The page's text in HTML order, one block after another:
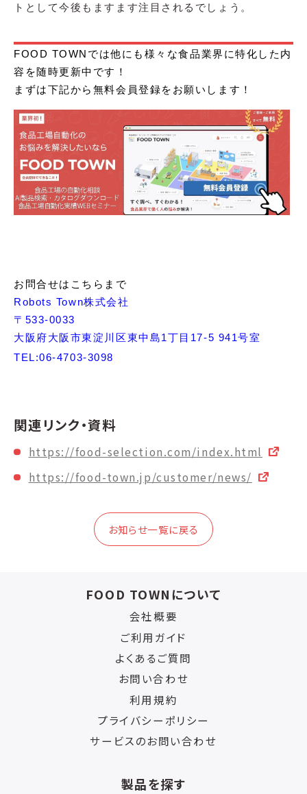
トとして今後もますます注目されるでしょう。
FOOD TOWNでは他にも様々な食品業界に特化した内
容を随時更新中です！
まずは下記から無料会員登録をお願いします！
お問合せはこちらまで
Robots Town株式会社
〒533-0033
大阪府大阪市東淀川区東中島1丁目17-5 941号室
TEL:06-4703-3098
関連リンク・資料
https://food-selection.com/index.html
https://food-town.jp/customer/news/
お知らせ一覧に戻る
FOOD TOWNについて
会社概要
ご利用ガイド
よくあるご質問
お問い合わせ
利用規約
プライバシーポリシー
サービスのお問い合わせ
製品を探す